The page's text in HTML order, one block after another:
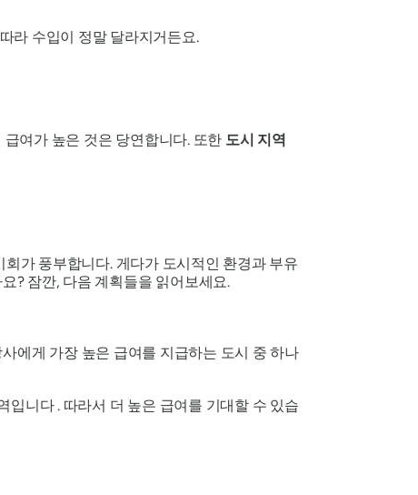
라 수입이 정말 달라지거든요.
급여가 높은 것은 당연합니다. 또한 도시 지역
가 풍부합니다. 게다가 도시적인 환경과 부유
? 잠깐, 다음 계획들을 읽어보세요.
에게 가장 높은 급여를 지급하는 도시 중 하나
입니다 . 따라서 더 높은 급여를 기대할 수 있습